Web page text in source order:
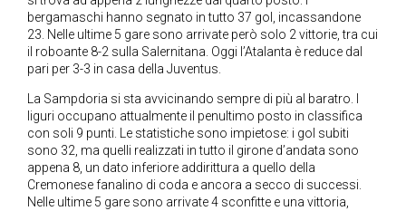
bergamaschi hanno segnato in tutto 37 gol, incassandone
23. Nelle ultime 5 gare sono arrivate però solo 2 vittorie, tra cui
il roboante 8-2 sulla Salernitana. Oggi l’Atalanta è reduce dal
pari per 3-3 in casa della Juventus.
La Sampdoria si sta avvicinando sempre di più al baratro. I
liguri occupano attualmente il penultimo posto in classifica
con soli 9 punti. Le statistiche sono impietose: i gol subiti
sono 32, ma quelli realizzati in tutto il girone d’andata sono
appena 8, un dato inferiore addirittura a quello della
Cremonese fanalino di coda e ancora a secco di successi.
Nelle ultime 5 gare sono arrivate 4 sconfitte e una vittoria,